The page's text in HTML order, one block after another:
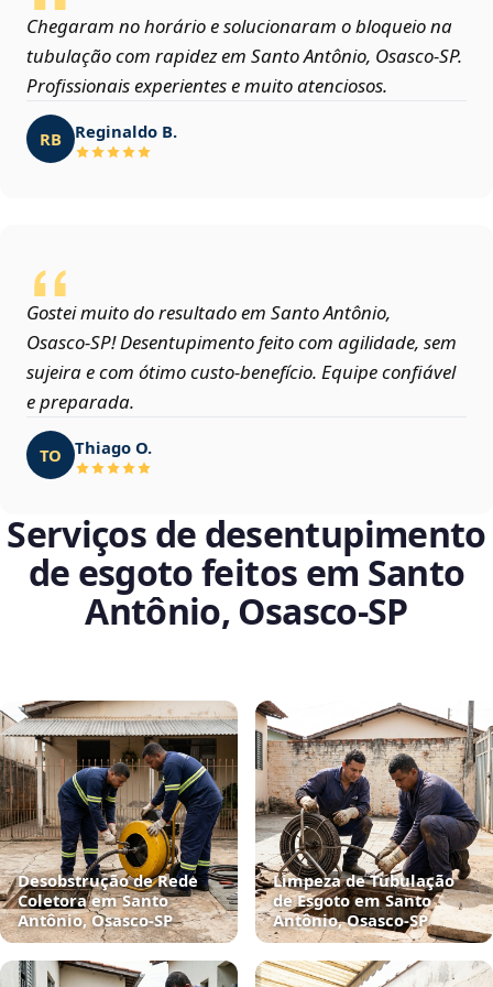
Chegaram no horário e solucionaram o bloqueio na
tubulação com rapidez em Santo Antônio, Osasco‑SP.
Profissionais experientes e muito atenciosos.
RB Reginaldo B.
Gostei muito do resultado em Santo Antônio,
Osasco‑SP! Desentupimento feito com agilidade, sem
sujeira e com ótimo custo-benefício. Equipe confiável
e preparada.
TO Thiago O.
Serviços de desentupimento
de esgoto feitos em Santo
Antônio, Osasco‑SP
Desobstrução de Rede
Coletora em Santo
Antônio, Osasco‑SP
Limpeza de Tubulação
de Esgoto em Santo
Antônio, Osasco‑SP